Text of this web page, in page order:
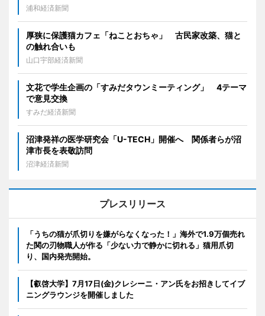
浦和経済新聞
厚狭に保護猫カフェ「ねことおちゃ」 古民家改築、猫と
の触れ合いも
山口宇部経済新聞
文花で学生企画の「すみだタウンミーティング」 4テーマ
で意見交換
すみだ経済新聞
沼津発祥の医学研究会「U-TECH」開催へ 関係者らが沼
津市長を表敬訪問
沼津経済新聞
プレスリリース
「うちの猫が爪切りを嫌がらなくなった！」海外で1.9万個売れ
た関の刃物職人が作る「少ない力で静かに切れる」猫用爪切
り、国内発売開始。
【叡啓大学】7月17日(金)クレシーニ・アン氏をお招きしてイブ
ニングラウンジを開催しました